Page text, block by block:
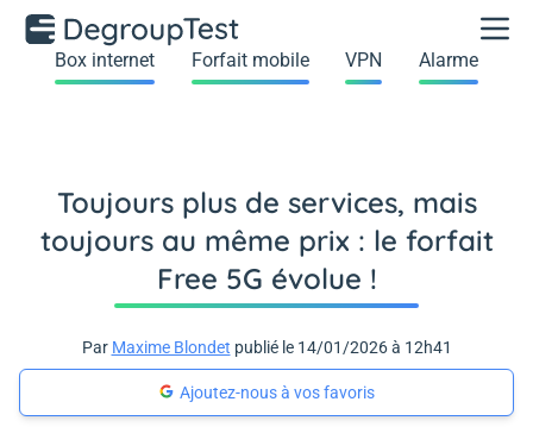
Box internet Forfait mobile VPN Alarme
Toujours plus de services, mais
toujours au même prix : le forfait
Free 5G évolue !
Par Maxime Blondet publié le 14/01/2026 à 12h41
Ajoutez-nous à vos favoris